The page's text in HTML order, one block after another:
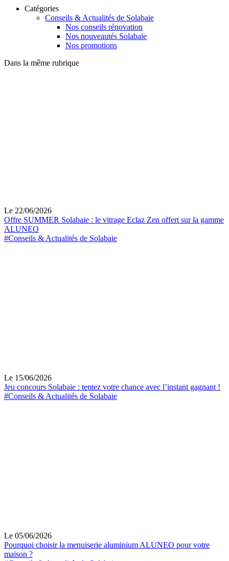
Catégories
Conseils & Actualités de Solabaie
Nos conseils rénovation
Nos nouveautés Solabaie
Nos promotions
Dans la même rubrique
Le 22/06/2026
Offre SUMMER Solabaie : le vitrage Eclaz Zen offert sur la gamme
ALUNEO
#Conseils & Actualités de Solabaie
Le 15/06/2026
Jeu concours Solabaie : tentez votre chance avec l’instant gagnant !
#Conseils & Actualités de Solabaie
Le 05/06/2026
Pourquoi choisir la menuiserie aluminium ALUNEO pour votre
maison ?